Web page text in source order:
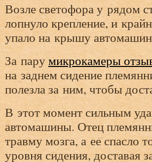
Возле светофора у рядом
лопнуло крепление, и
упало на крышу
За парумикрокамеры
на заднем сидение
полезла за ним, чтобы
В этот момент сильным
автомашины. Отец
травму мозга, а ее спасло
уровня сидения, доставая